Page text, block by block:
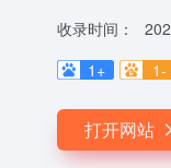
收录时间：
1+
1-
打开网站